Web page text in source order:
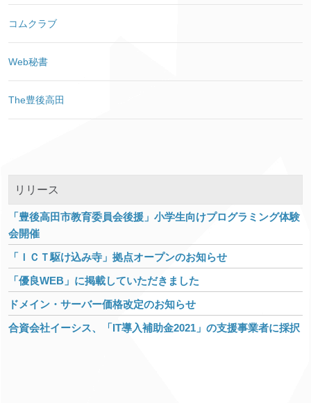
コムクラブ
Web秘書
The豊後高田
リリース
「豊後高田市教育委員会後援」小学生向けプログラミング体験
会開催
「ＩＣＴ駆け込み寺」拠点オープンのお知らせ
「優良WEB」に掲載していただきました
ドメイン・サーバー価格改定のお知らせ
合資会社イーシス、「IT導入補助金2021」の支援事業者に採択